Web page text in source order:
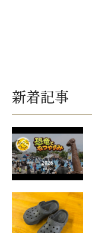
新着記事